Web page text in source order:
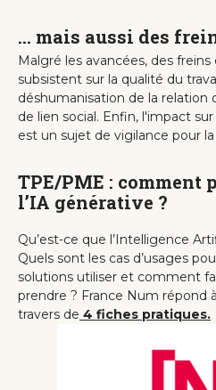
... mais aussi des
Malgré les avancées, des
subsistent sur la qualité du
déshumanisation de la relation
de lien social. Enfin, l'impact
est un sujet de vigilance pour
TPE/PME : comment
l’IA générative ?
Qu’est-ce que l’Intelligence
Quels sont les cas d’usages
solutions utiliser et comment
prendre ? France Num répond
travers de 4 fiches pratiques.